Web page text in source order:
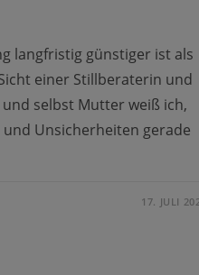
langfristig günstiger ist als
einer Stillberaterin und
selbst Mutter weiß ich,
und Unsicherheiten gerade
17. JULI